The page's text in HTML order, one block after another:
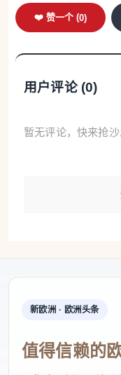
❤️ 赞一个 (0)
用户评论 (0)
暂无评论，快来抢
新欧洲 · 欧洲头条
值得信赖的